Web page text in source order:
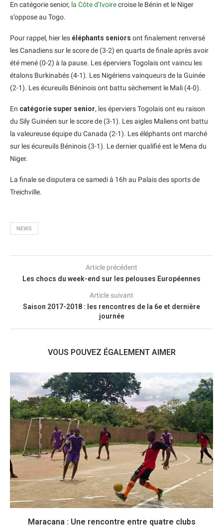
En catégorie senior, la Côte d’Ivoirecroise le Bénin et le Niger
s’oppose au Togo.
Pour rappel, hier les éléphants seniors ont finalement renversé
les Canadiens sur le score de (3-2) en quarts de finale après avoir
été mené (0-2) à la pause. Les éperviers Togolais ont vaincu les
étalons Burkinabés (4-1). Les Nigériens vainqueurs de la Guinée
(2-1). Les écureuils Béninois ont battu sèchement le Mali (4-0).
En catégorie super senior, les éperviers Togolais ont eu raison
du Sily Guinéen sur le score de (3-1). Les aigles Maliens ont battu
la valeureuse équipe du Canada (2-1). Les éléphants ont marché
sur les écureuils Béninois (3-1). Le dernier qualifié est le Mena du
Niger.
La finale se disputera ce samedi à 16h au Palais des sports de
Treichville.
NEWS
Article précédent
Les chocs du week-end sur les pelouses Européennes
Article suivant
Saison 2017-2018 : les rencontres de la 6e et dernière
journée
VOUS POUVEZ ÉGALEMENT AIMER
Maracana : Une rencontre entre quatre clubs